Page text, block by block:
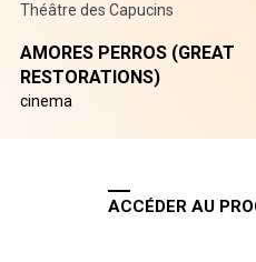
Théâtre des Capucins
AMORES PERROS (GREAT
RESTORATIONS)
cinema
ACCÉDER AU